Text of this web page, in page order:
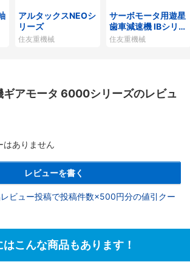
アルタックスNEOシ
リーズ
住友重機械
サーボモータ用遊星
歯車減速機 IBシリー
ズP1タイプ
住友重機械
ギアモータ 6000シリーズのレビュ
はありません
レビューを書く
ビュー投稿で投稿件数×500円分の値引クー
こんな商品もあります！